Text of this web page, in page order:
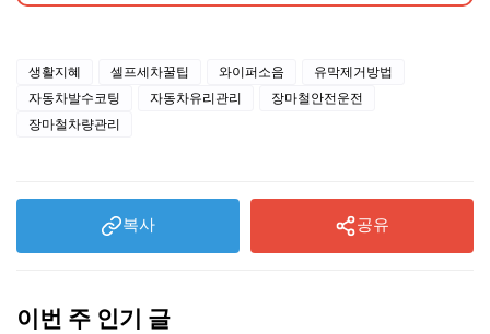
생활지혜 셀프세차꿀팁 와이퍼소음
유막제거방법
자동차발수코팅
자동차유리관리
장마철안전운전
장마철차량관리
복사 공유
이번 주 인기 글